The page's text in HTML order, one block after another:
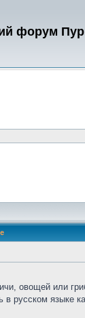
форум
овощей или
русском